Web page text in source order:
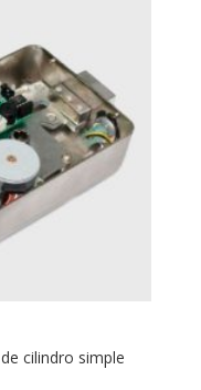
cilindro simple